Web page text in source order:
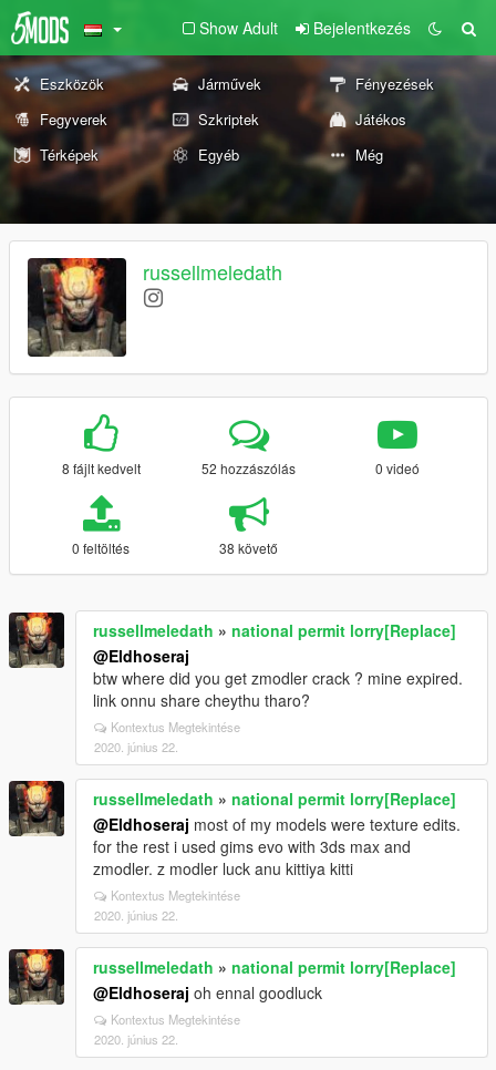
Show Adult Bejelentkezés
Eszközök Járművek
Fényezések
Fegyverek
Szkriptek
Játékos
Térképek
Egyéb Még
russellmeledath
8 fájlt kedvelt 52 hozzászólás 0 videó
0 feltöltés 38 követő
russellmeledath » national permit lorry[Replace]
@Eldhoseraj
btw where did you get zmodler crack ? mine expired.
link onnu share cheythu tharo?
Kontextus Megtekintése
2020. június 22.
russellmeledath » national permit lorry[Replace]
@Eldhoseraj most of my models were texture edits.
for the rest i used gims evo with 3ds max and
zmodler. z modler luck anu kittiya kitti
Kontextus Megtekintése
2020. június 22.
russellmeledath » national permit lorry[Replace]
@Eldhoseraj oh ennal goodluck
Kontextus Megtekintése
2020. június 22.